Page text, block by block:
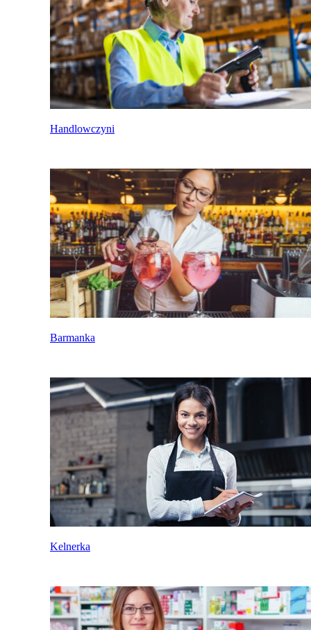
Handlowczyni
Barmanka
Kelnerka